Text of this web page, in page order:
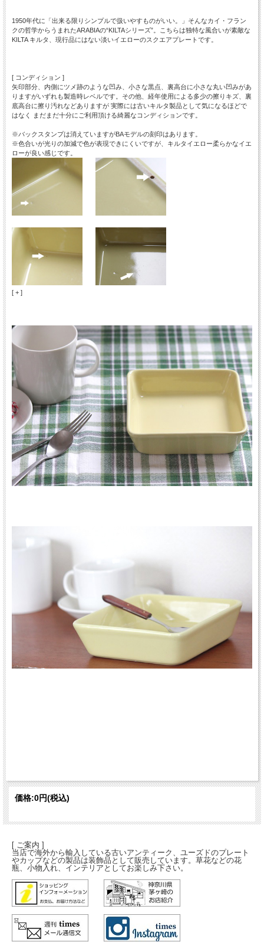
1950年代に「出来る限りシンプルで扱いやすものがいい。」そんなカイ・フラン
クの哲学からうまれたARABIAの“KILTAシリーズ”。こちらは独特な風合いが素敵な
KILTA キルタ、現行品にはない淡いイエローのスクエアプレートです。
[ コンディション ]
矢印部分、内側にツメ跡のような凹み、小さな黒点、裏高台に小さな丸い凹みがあ
りますがいずれも製造時レベルです。その他、経年使用による多少の擦りキズ、裏
底高台に擦り汚れなどありますが 実際には古いキルタ製品として気になるほどで
はなく まだまだ十分にご利用頂ける綺麗なコンディションです。
※バックスタンプは消えていますがBAモデルの刻印はあります。
※色合いが光りの加減で色が表現できにくいですが、キルタイエロー柔らかなイエ
ローが良い感じです。
[ + ]
価格:0円(税込)
[ ご案内 ]
当店で海外から輸入している古いアンティーク、ユーズドのプレート
やカップなどの製品は装飾品として販売しています。草花などの花
瓶、小物入れ、インテリアとしてお楽しみ下さい。